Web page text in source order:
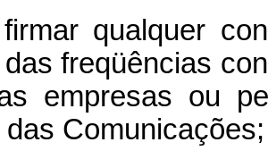
qualquer
freqüências
empresas ou
Comunicações;